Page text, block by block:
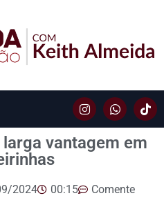
vantagem em
2024 00:15 Comente